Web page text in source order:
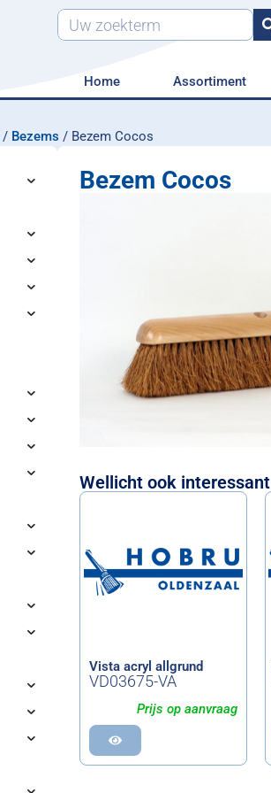
Home Assortiment
/ Bezems / Bezem Cocos
Bezem Cocos
Wellicht ook interessant
Vista acryl allgrund
VD03675-VA
Prijs op aanvraag